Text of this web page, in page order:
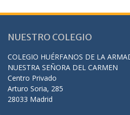
NUESTRO COLEGIO
COLEGIO HUÉRFANOS DE LA
NUESTRA SEÑORA DEL CARMEN
Centro Privado
Arturo Soria, 285
28033 Madrid